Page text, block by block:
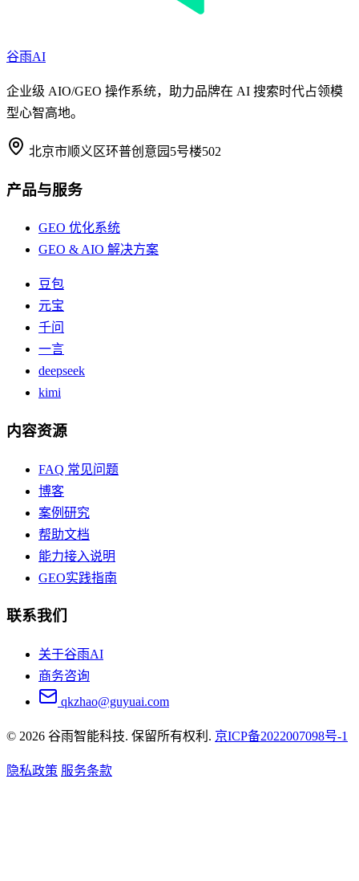
谷雨AI
企业级 AIO/GEO 操作系统，助力品牌在 AI 搜索时代占领模
型心智高地。
北京市顺义区环普创意园5号楼502
产品与服务
GEO 优化系统
GEO & AIO 解决方案
豆包
元宝
千问
一言
deepseek
kimi
内容资源
FAQ 常见问题
博客
案例研究
帮助文档
能力接入说明
GEO实践指南
联系我们
关于谷雨AI
商务咨询
qkzhao@guyuai.com
© 2026 谷雨智能科技. 保留所有权利. 京ICP备2022007098号-1
隐私政策 服务条款